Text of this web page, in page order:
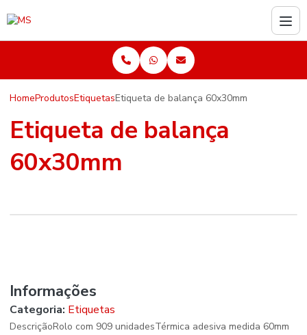
HomeProdutosEtiquetasEtiqueta de balança 60x30mm
Etiqueta de balança
60x30mm
Informações
Categoria: Etiquetas
DescriçãoRolo com 909 unidadesTérmica adesiva medida 60mm